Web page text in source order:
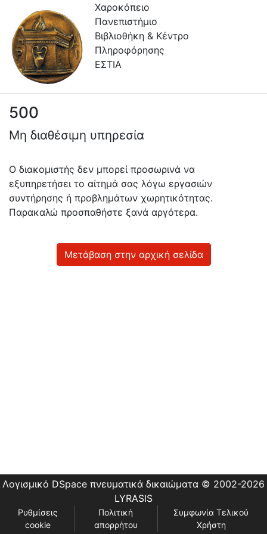
Χαροκόπειο
Πανεπιστήμιο
Βιβλιοθήκη & Κέντρο
Πληροφόρησης
ΕΣΤΙΑ
Πληροφορίες
Επικοινωνία
Υπηρεσίες
Αυτοαπόθεσης
Ανοιχτά
Δεδομένα
500
Μη διαθέσιμη υπηρεσία
Ο διακομιστής δεν μπορεί προσωρινά να
εξυπηρετήσει το αίτημά σας λόγω εργασιών
συντήρησης ή προβλημάτων χωρητικότητας.
Παρακαλώ προσπαθήστε ξανά αργότερα.
Μετάβαση στην αρχική σελίδα
Λογισμικό DSpace πνευματικά δικαιώματα © 2002-2026
LYRASIS
Ρυθμίσεις
cookie
Πολιτική
απορρήτου
Συμφωνία Τελικού
Χρήστη